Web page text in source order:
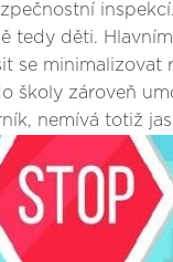
tedy děti.
se minimalizovat
školy zároveň
nemívá totiž